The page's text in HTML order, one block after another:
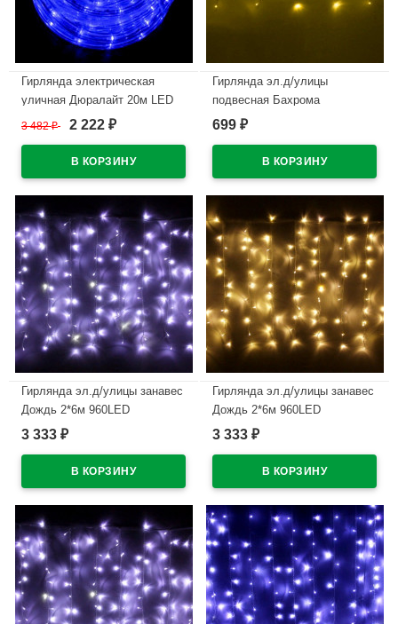
Гирлянда электрическая
уличная Дюралайт 20м LED
цвет синий арт.L-DL-20/11-B
3 482₽ 2 222 ₽
Гирлянда эл.д/улицы
подвесная Бахрома
3*0,4/0,6м 100LED (св.провод)
699 ₽
Гирлянда эл.д/улицы занавес
Дождь 2*6м 960LED
(св.провод) цв.белый мерц.
3 333 ₽
Гирлянда эл.д/улицы занавес
Дождь 2*6м 960LED
(св.провод) цв.т.белый мерц.
3 333 ₽